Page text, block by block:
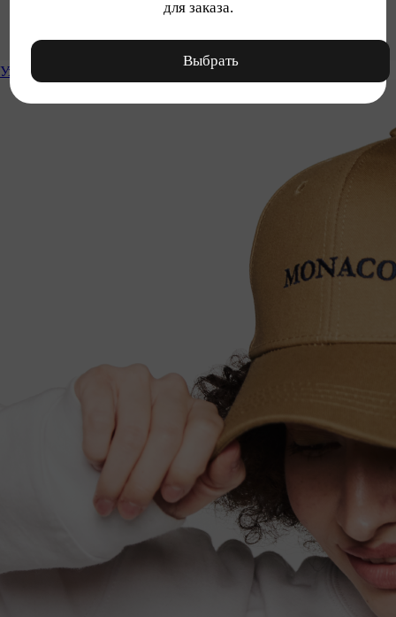
Уход
для заказа.
Выбрать